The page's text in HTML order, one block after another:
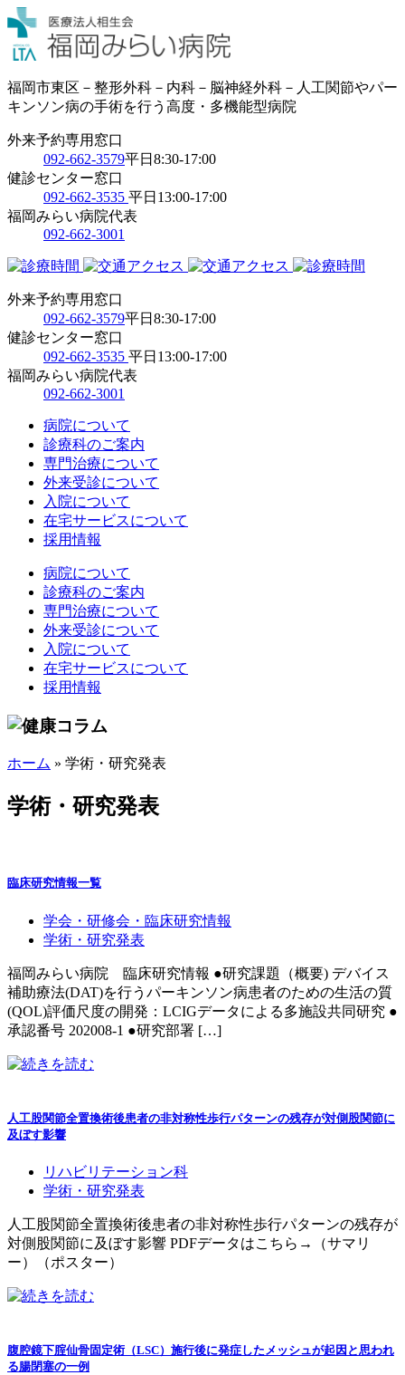
福岡市東区－整形外科－内科－脳神経外科－人工関節やパー
キンソン病の手術を行う高度・多機能型病院
外来予約専用窓口
092-662-3579平日8:30-17:00
健診センター窓口
092-662-3535 平日13:00-17:00
福岡みらい病院代表
092-662-3001
外来予約専用窓口
092-662-3579平日8:30-17:00
健診センター窓口
092-662-3535 平日13:00-17:00
福岡みらい病院代表
092-662-3001
病院について
診療科のご案内
専門治療について
外来受診について
入院について
在宅サービスについて
採用情報
病院について
診療科のご案内
専門治療について
外来受診について
入院について
在宅サービスについて
採用情報
ホーム » 学術・研究発表
学術・研究発表
臨床研究情報一覧
学会・研修会・臨床研究情報
学術・研究発表
福岡みらい病院 臨床研究情報 ●研究課題（概要) デバイス
補助療法(DAT)を行うパーキンソン病患者のための生活の質
(QOL)評価尺度の開発：LCIGデータによる多施設共同研究 ●
承認番号 202008-1 ●研究部署 […]
人工股関節全置換術後患者の非対称性歩行パターンの残存が対側股関節に
及ぼす影響
リハビリテーション科
学術・研究発表
人工股関節全置換術後患者の非対称性歩行パターンの残存が
対側股関節に及ぼす影響 PDFデータはこちら→（サマリ
ー）（ポスター）
腹腔鏡下腟仙骨固定術（LSC）施行後に発症したメッシュが起因と思われ
る腸閉塞の一例